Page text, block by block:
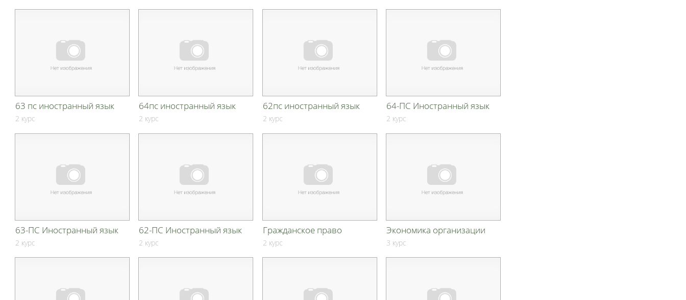
63 пс иностранный язык
2 курс
64пс иностранный язык
2 курс
62пс иностранный язык
2 курс
64-ПС Иностранный язык
2 курс
63-ПС Иностранный язык
2 курс
62-ПС Иностранный язык
2 курс
Гражданское право
2 курс
Экономика организации
3 курс